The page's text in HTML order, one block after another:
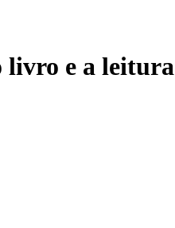
livro e a leitura